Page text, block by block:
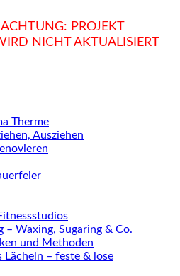
PROJEKT
NICHT AKTUALISIERT
Therme
Ausziehen
– Waxing, Sugaring & Co.
und Methoden
Lächeln – feste & lose